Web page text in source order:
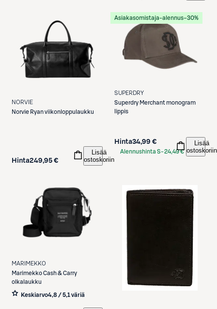
NORVIE
Norvie Ryan viikonloppulaukku
Hinta249,95 €
Lisää
ostoskoriin
Asiakasomistaja-alennus−30%
SUPERDRY
Superdry Merchant monogram
lippis
Hinta34,99 €
Alennushinta S-24,49 €
Lisää
ostoskoriin
MARIMEKKO
MarimekkoCash & Carry
olkalaukku
Keskiarvo4,8 / 5,1 väriä